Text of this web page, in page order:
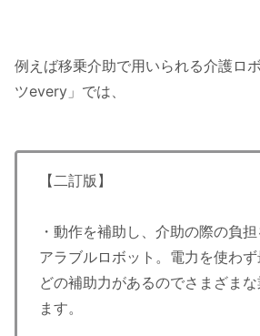
例えば移乗介助で用いられる介護ロ
ツevery」では、
【二訂版】
・動作を補助し、介助の際の負
アラブルロボット。電力を使わ
どの補助力があるのでさまざま
ます。